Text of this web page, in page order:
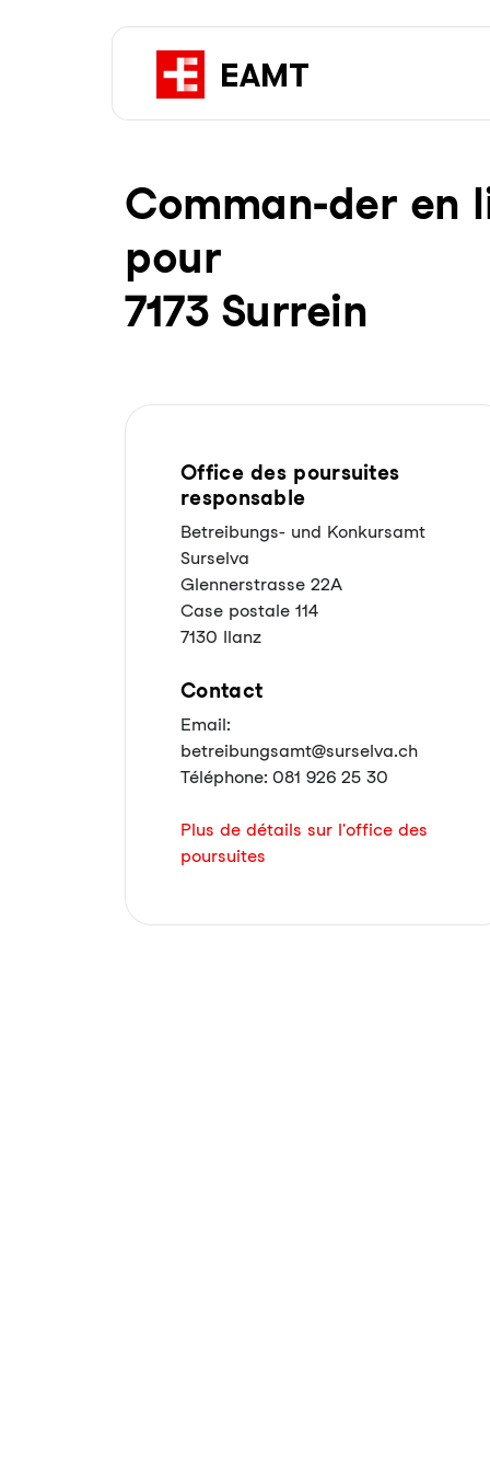
Com­man-der en
pour
7173 Surrein
Office des poursuites
responsable
Betreibungs- und Konkursamt
Surselva
Glennerstrasse 22A
Case postale 114
7130 Ilanz
Contact
Email:
betreibungsamt@surselva.ch
Téléphone: 081 926 25 30
Plus de détails sur l'office des
poursuites